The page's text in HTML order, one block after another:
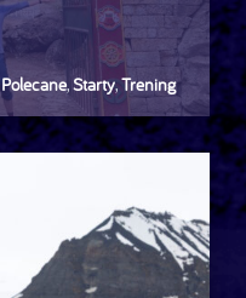
Polecane,Starty,Trening